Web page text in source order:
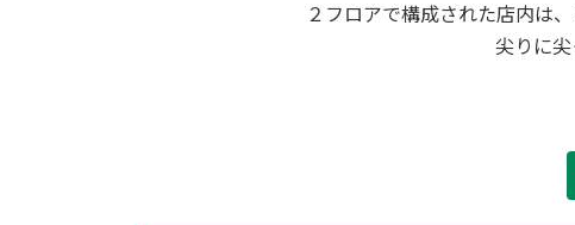
２フロアで構成された店内は
尖りに